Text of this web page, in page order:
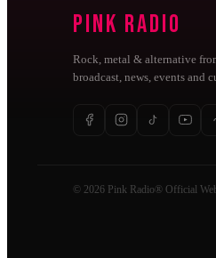
Pink Radio
Rock, metal & alternative
broadcast, news, events and
© 2026 Pink Radio® Official